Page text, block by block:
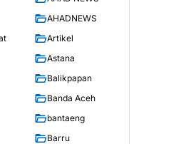
AHADNEWS
Artikel
Astana
Balikpapan
Banda Aceh
bantaeng
Barru